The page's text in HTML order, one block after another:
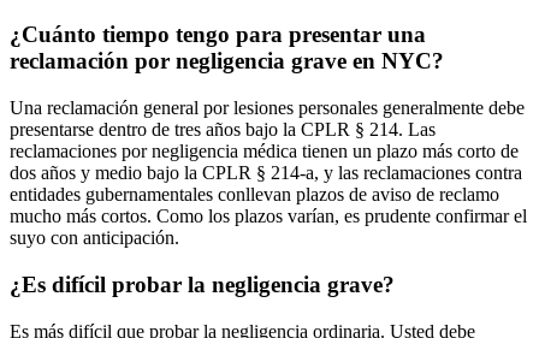
¿Cuánto tiempo tengo para presentar una
reclamación por negligencia grave en NYC?
Una reclamación general por lesiones personales generalmente debe
presentarse dentro de tres años bajo la CPLR § 214. Las
reclamaciones por negligencia médica tienen un plazo más corto de
dos años y medio bajo la CPLR § 214-a, y las reclamaciones contra
entidades gubernamentales conllevan plazos de aviso de reclamo
mucho más cortos. Como los plazos varían, es prudente confirmar el
suyo con anticipación.
¿Es difícil probar la negligencia grave?
Es más difícil que probar la negligencia ordinaria. Usted debe